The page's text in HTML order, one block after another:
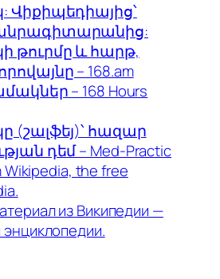
Վիքիպեդիայից՝
թուրմը և հարթ,
– 168.am
– 168 Hours
(շալֆեյ)՝ հազար
դեմ – Med-Practic
Wikipedia, the free
из Википедии —